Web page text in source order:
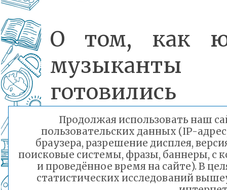
О том, как
музыканты
выступлению
покорили
китайской
Продолжая использовать наш
пользовательских данных (IP-
браузера, разрешение дисплея,
поисковые системы, фразы, баннеры, с
и проведённое время на сайте). В
статистических исследований